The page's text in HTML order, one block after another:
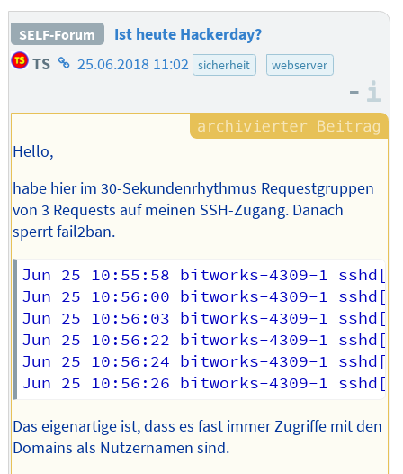
SELF-Forum
Ist heute Hackerday?
TS Homepage
Autors
25.06.2018 11:02 sicherheit webserver
–
Hello,
habe hier im 30-Sekundenrhythmus Requestgruppen
von 3 Requests auf meinen SSH-Zugang. Danach
sperrt fail2ban.
Jun 25 10:55:58 bitworks-4309-1
Jun 25 10:56:00 bitworks-4309-1
Jun 25 10:56:03 bitworks-4309-1
Jun 25 10:56:22 bitworks-4309-1
Jun 25 10:56:24 bitworks-4309-1
Das eigenartige ist, dass es fast immer Zugriffe mit den
Domains als Nutzernamen sind.